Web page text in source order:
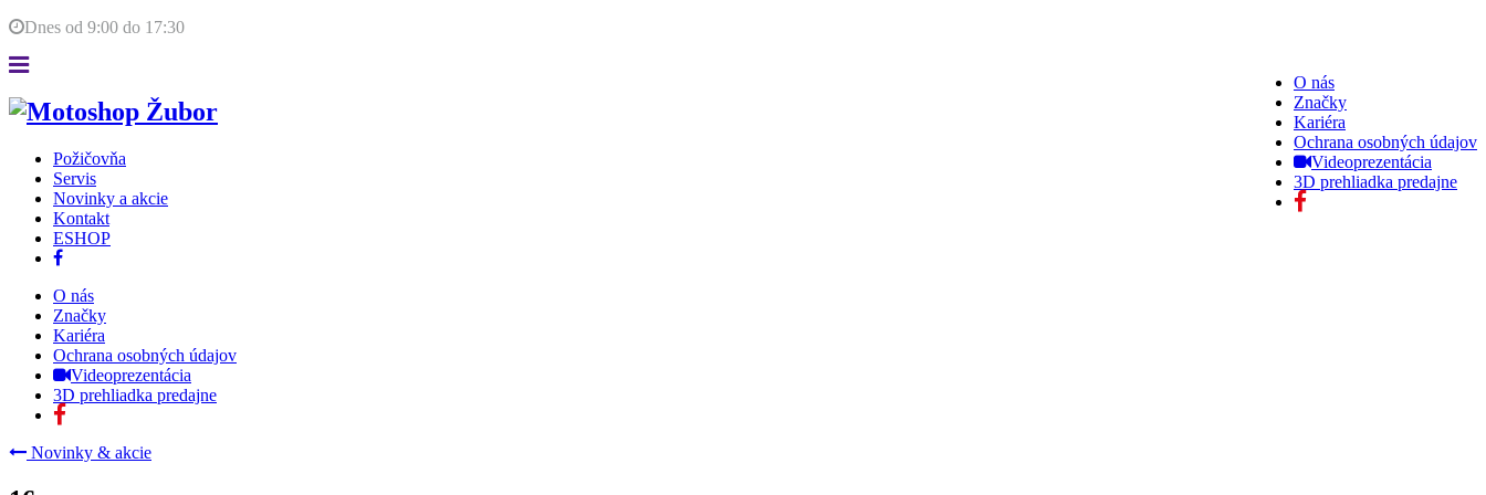
Dnes od 9:00 do 17:30
O nás
Značky
Kariéra
Ochrana osobných údajov
Videoprezentácia
3D prehliadka predajne
Požičovňa
Servis
Novinky a akcie
Kontakt
ESHOP
O nás
Značky
Kariéra
Ochrana osobných údajov
Videoprezentácia
3D prehliadka predajne
Novinky & akcie